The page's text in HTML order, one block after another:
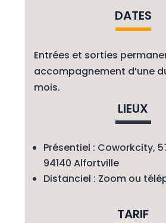
DATES
Entrées et sorties
accompagnement d’une
mois.
LIEUX
Présentiel : Coworkcity,
94140 Alfortville
Distanciel : Zoom ou
TARIF